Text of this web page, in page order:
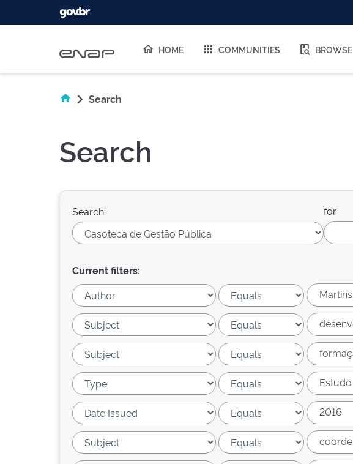
HOME COMMUNITIES BROWSE
Search
Search
Search: for
Current filters: